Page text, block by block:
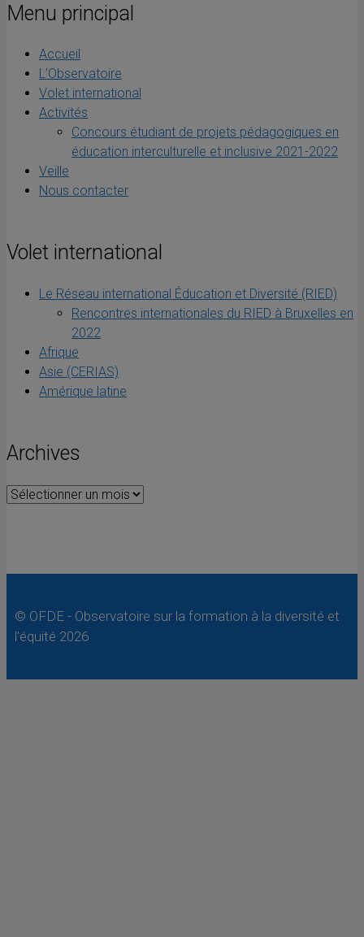
Menu principal
Accueil
L’Observatoire
Volet international
Activités
Concours étudiant de projets pédagogiques en
éducation interculturelle et inclusive 2021-2022
Veille
Nous contacter
Volet international
Le Réseau international Éducation et Diversité (RIED)
Rencontres internationales du RIED à Bruxelles en
2022
Afrique
Asie (CERIAS)
Amérique latine
Archives
Archives
© OFDE - Observatoire sur la formation à la diversité et
l'équité 2026